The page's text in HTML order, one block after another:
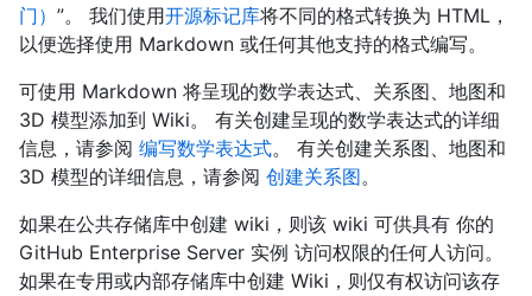
门） ”。 我们使用开源标记库将不同的格式转换为 HTML，
以便选择使用 Markdown 或任何其他支持的格式编写。
可使用 Markdown 将呈现的数学表达式、关系图、地图和
3D 模型添加到 Wiki。 有关创建呈现的数学表达式的详细
信息，请参阅 编写数学表达式。 有关创建关系图、地图和
3D 模型的详细信息，请参阅 创建关系图。
如果在公共存储库中创建 wiki，则该 wiki 可供具有 你的
GitHub Enterprise Server 实例 访问权限的任何人访问。
如果在专用或内部存储库中创建 Wiki，则仅有权访问该存